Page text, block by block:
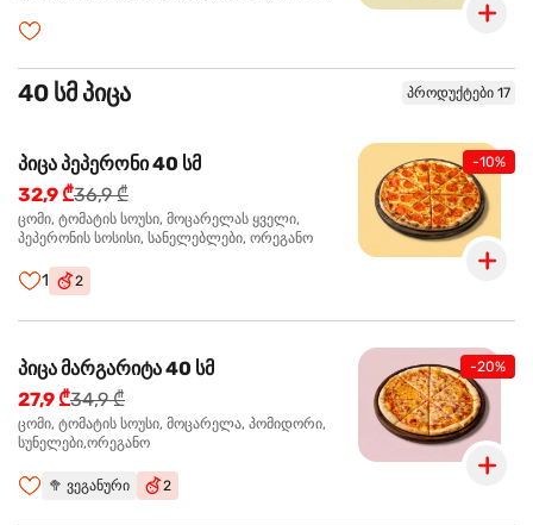
40 სმ პიცა პროდუქტები 17
-10%
პიცა პეპერონი 40 სმ
32,9 ₾36,9 ₾
ცომი, ტომატის სოუსი, მოცარელას ყველი,
პეპერონის სოსისი, სანელებლები, ორეგანო
1 2
-20%
პიცა მარგარიტა 40 სმ
27,9 ₾34,9 ₾
ცომი, ტომატის სოუსი, მოცარელა, პომიდორი,
სუნელები,ორეგანო
🥦 ვეგანური 2